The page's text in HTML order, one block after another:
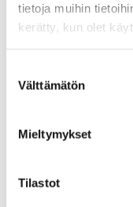
tietoja muihin
kerätty, kun olet
valinta
Välttämätön
Mieltymykset
TilastotTekscan